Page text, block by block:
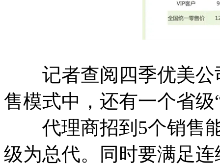
记者查阅四季优美公
售模式中，还有一个省级
代理商招到5个销售能
级为总代。同时要满足